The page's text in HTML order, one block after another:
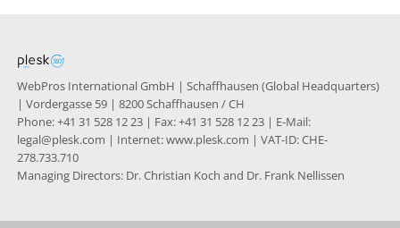
WebPros International GmbH | Schaffhausen (Global Headquarters)
| Vordergasse 59 | 8200 Schaffhausen / CH
Phone: +41 31 528 12 23 | Fax: +41 31 528 12 23 | E-Mail:
legal@plesk.com | Internet: www.plesk.com | VAT-ID: CHE-
278.733.710
Managing Directors: Dr. Christian Koch and Dr. Frank Nellissen